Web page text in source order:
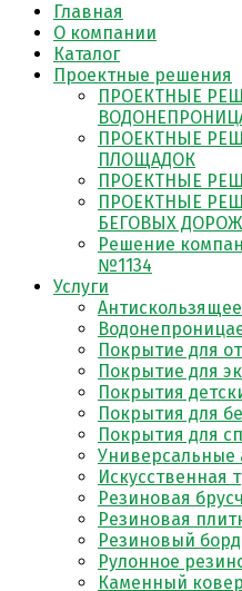
Главная
О компании
Каталог
Проектные решения
ПРОЕКТНЫЕ
ПРОЕКТНЫЕ
ПЛОЩАДОК
ПРОЕКТНЫЕ
ПРОЕКТНЫЕ
БЕГОВЫХ
Решение
№1134
Услуги
Покрытие для
Покрытие для
Покрытия
Покрытия для
Покрытия для
Универсальные
Искусственная
Резиновая
Резиновая
Резиновый
Рулонное
Каменный ковер